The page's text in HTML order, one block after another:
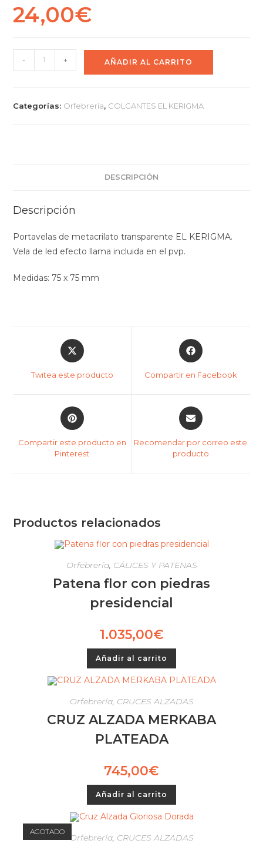
24,00€
PORTAVELAS
VIRGEN
- + AÑADIR AL CARRITO
Categorías: Orfebrería, COLGANTES EL KERIGMA
DESCRIPCIÓN
Descripción
Portavelas de metacrilato transparente EL KERIGMA.
Vela de led efecto llama incluida en el pvp.
Medidas: 75 x 75 mm
Opens
in
new
Twitea este producto
Opens
in
new
Compartir en Facebook
Opens
in
new
Compartir este producto en
Pinterest
Opens
in
new
Recomendar por correo este
producto
Productos relacionados
Orfebrería, CÁLICES Y PATENAS
Patena flor con piedras
presidencial
1.035,00€
Añadir al carrito
Orfebrería, CRUCES ALZADAS
CRUZ ALZADA MERKABA
PLATEADA
745,00€
Añadir al carrito
AGOTADO
Orfebrería, CRUCES ALZADAS